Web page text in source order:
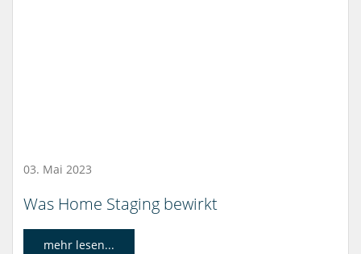
03. Mai 2023
Was Home Staging bewirkt
mehr lesen...